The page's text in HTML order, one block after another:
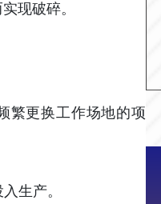
现破碎。
繁更换工作场地的项
生产。